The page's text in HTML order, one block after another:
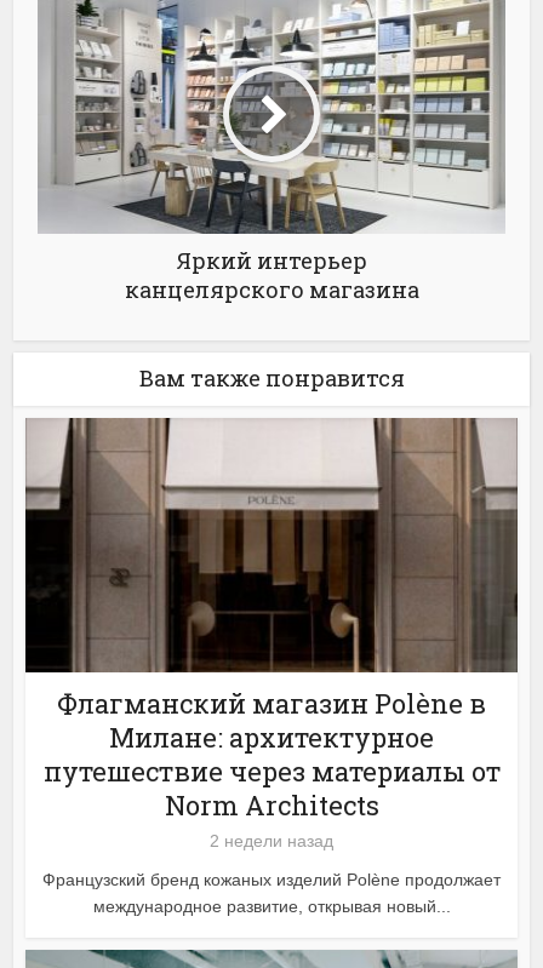
Яркий интерьер
канцелярского магазина
Вам также понравится
Флагманский магазин Polène в
Милане: архитектурное
путешествие через материалы от
Norm Architects
2 недели назад
Французский бренд кожаных изделий Polène продолжает
международное развитие, открывая новый...